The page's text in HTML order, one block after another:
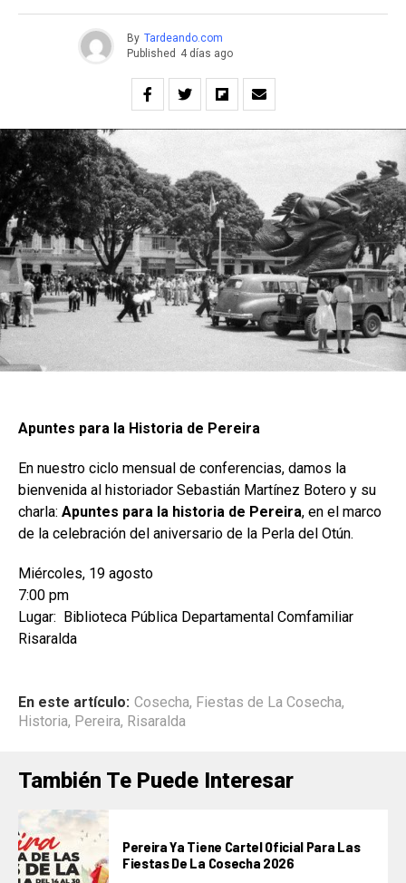
By Tardeando.com
Published 4 días ago
Apuntes para la Historia de Pereira
En nuestro ciclo mensual de conferencias, damos la
bienvenida al historiador Sebastián Martínez Botero y su
charla: Apuntes para la historia de Pereira, en el marco
de la celebración del aniversario de la Perla del Otún.
Miércoles, 19 agosto
7:00 pm
Lugar: Biblioteca Pública Departamental Comfamiliar
Risaralda
En este artículo: Cosecha, Fiestas de La Cosecha,
Historia, Pereira, Risaralda
También Te Puede Interesar
Pereira Ya Tiene Cartel Oficial Para Las
Fiestas De La Cosecha 2026